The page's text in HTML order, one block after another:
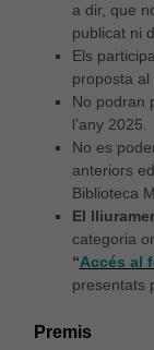
a dir, que
publicat ni
Els
proposta al
No podran
l’any 2025.
No es
anteriors
Biblioteca
El
categoria
“Accés al
presentats
Premis